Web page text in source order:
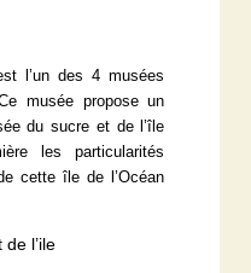
l’un des 4 musées
musée propose un
du sucre et de l’île
les particularités
cette île de l’Océan
l’ile